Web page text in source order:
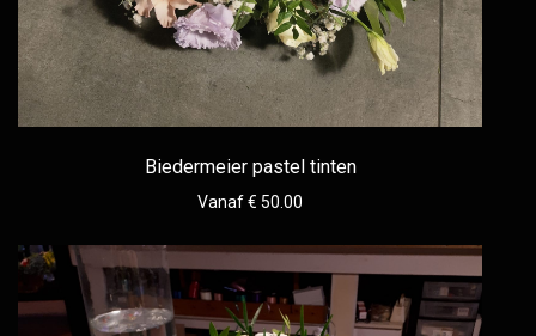
Biedermeier pastel tinten
Vanaf € 50.00